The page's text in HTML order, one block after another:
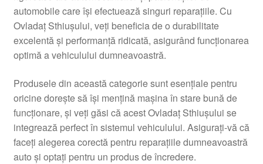
Livrare
Livrare în toată lumea
Plângere
Plățile
Politică de confidențialitate
automobile care își efectuează singuri reparațiile. Cu
Ovladaț Sthiușului, veți beneficia de o durabilitate
excelentă și performanță ridicată, asigurând funcționarea
optimă a vehiculului dumneavoastră.
Produsele din această categorie sunt esențiale pentru
oricine dorește să își mențină mașina în stare bună de
funcționare, și veți găsi că acest Ovladaț Sthiușului se
integrează perfect în sistemul vehiculului. Asigurați-vă că
faceți alegerea corectă pentru reparațiile dumneavoastră
auto și optați pentru un produs de încredere.